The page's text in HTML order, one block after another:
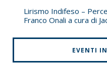
Lirismo Indifeso –
Franco Onali a cura di
EVENTI